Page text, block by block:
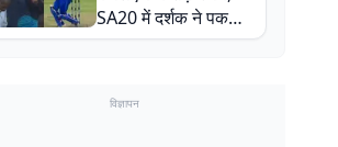
SA20 में दर्शक ने पकड़ा
एक हाथ से गजब का कैच
विज्ञापन